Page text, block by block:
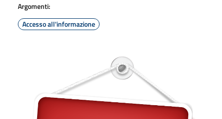
Argomenti:
Accesso all'informazione